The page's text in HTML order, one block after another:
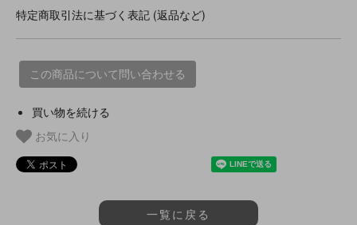
特定商取引法に基づく表記 (返品など)
この商品について問い合わせる
買い物を続ける
お気に入り
一覧に戻る